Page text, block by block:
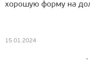
хорошую форму на
15.01.2024